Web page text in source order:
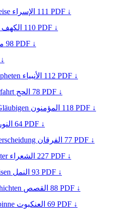
الإسراء 111 PDF ↓
الكهف 110 PDF ↓
98 PDF ↓
الأنبياء 112 PDF ↓
الحج 78 PDF ↓
المؤمنون 118 PDF ↓
النور 64 PDF ↓
الفرقان 77 PDF ↓
الشعراء 227 PDF ↓
النمل 93 PDF ↓
القصص 88 PDF ↓
العنكبوت 69 PDF ↓